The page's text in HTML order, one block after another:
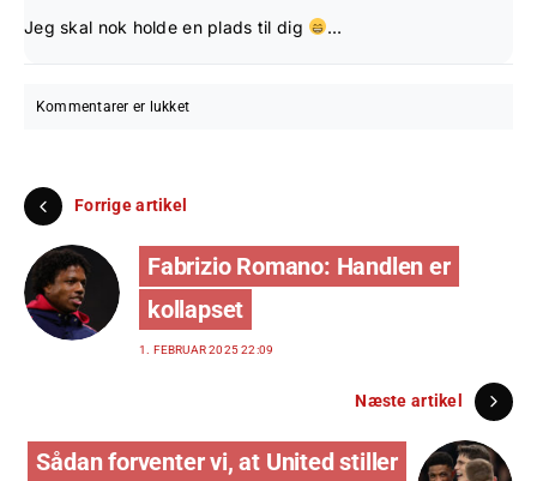
Jeg skal nok holde en plads til dig …
Kommentarer er lukket
Forrige artikel
Fabrizio Romano: Handlen er
kollapset
1. FEBRUAR 2025 22:09
Næste artikel
Sådan forventer vi, at United stiller